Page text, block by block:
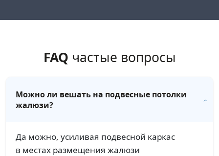
FAQ частые вопросы
Можно ли вешать на подвесные потолки
жалюзи?
Да можно, усиливая подвесной каркас
в местах размещения жалюзи